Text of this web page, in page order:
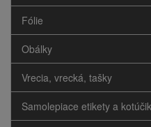
Fólie
Obálky
Vrecia, vrecká, tašky
Samolepiace etikety a